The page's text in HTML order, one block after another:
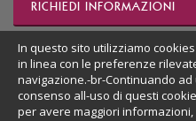
RICHIEDI INFORMAZIONI
MOSTRA POSIZIONE
VAI AL SITO DESKTOP
In questo sito utilizziamo
in linea con le preferenze
navigazione.-br-Continuando
consenso all-uso di questi
per avere maggiori